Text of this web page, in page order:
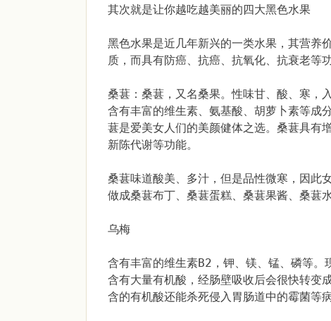
其次就是让你越吃越美丽的四大黑色水果
黑色水果是近几年新兴的一类水果，其营养
质，而具有防癌、抗癌、抗氧化、抗衰老等
桑葚：桑葚，又名桑果。性味甘、酸、寒，
含有丰富的维生素、氨基酸、胡萝卜素等成
葚是爱美女人们的美颜健体之选。桑葚具有
新陈代谢等功能。
桑葚味道酸美、多汁，但是品性微寒，因此
做成桑葚布丁、桑葚蛋糕、桑葚果酱、桑葚
乌梅
含有丰富的维生素B2，钾、镁、锰、磷等
含有大量有机酸，经肠壁吸收后会很快转变
含的有机酸还能杀死侵入胃肠道中的霉菌等病